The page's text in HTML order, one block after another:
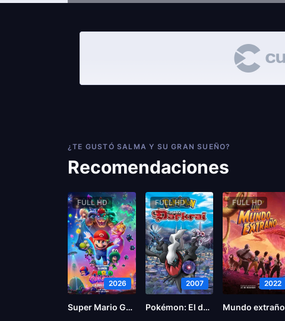
¿TE GUSTÓ SALMA Y SU GRAN SUEÑO?
Recomendaciones
FULL HD
2026
Super Mario Galaxy la película
FULL HD
2007
Pokémon: El desafío de Darkrai
FULL HD
2022
Mundo extraño